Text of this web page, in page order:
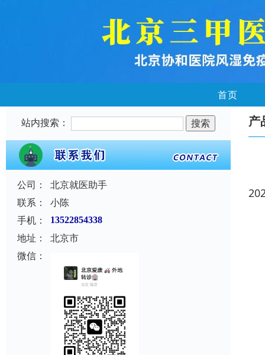
首页
站内搜索：
公司：
北京就医助手
联系：
小陈
手机：
13522854338
地址：
北京市
微信：
产